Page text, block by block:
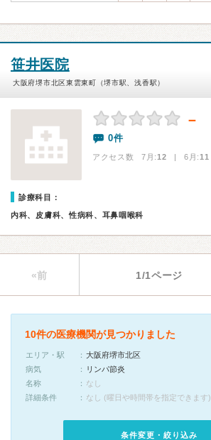
笹井医院
大阪府堺市北区東雲東町（堺市駅、浅香駅）
－
0件
アクセス数 7月:12 | 6月:11
診療科目：
内科、皮膚科、性病科、耳鼻咽喉科
«前 1/1ページ
10件の医療機関が見つかりました
エリア・駅
大阪府堺市北区
病気
リンパ節炎
名称
なし
詳細条件
なし (曜日や時間帯を指定できます)
条件変更・絞り込み